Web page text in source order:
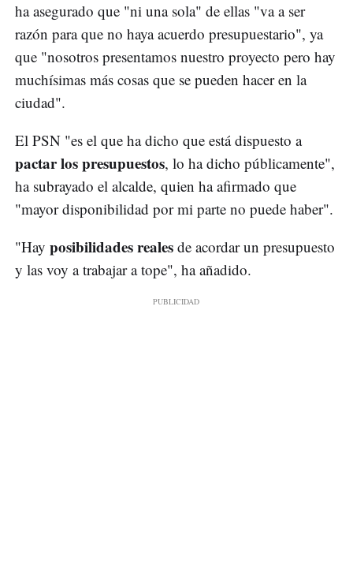
ha asegurado que "ni una sola" de ellas "va a ser
razón para que no haya acuerdo presupuestario", ya
que "nosotros presentamos nuestro proyecto pero hay
muchísimas más cosas que se pueden hacer en la
ciudad".
El PSN "es el que ha dicho que está dispuesto a
pactar los presupuestos, lo ha dicho públicamente",
ha subrayado el alcalde, quien ha afirmado que
"mayor disponibilidad por mi parte no puede haber".
"Hay posibilidades reales de acordar un presupuesto
y las voy a trabajar a tope", ha añadido.